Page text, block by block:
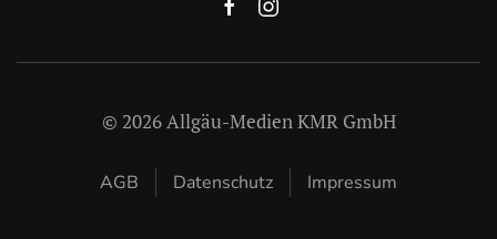
© 2026Allgäu-Medien KMR GmbH
AGB Datenschutz Impressum